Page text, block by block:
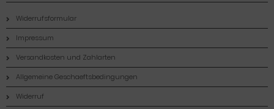
Widerrufsformular
Impressum
Versandkosten und Zahlarten
Allgemeine Geschaeftsbedingungen
Widerruf